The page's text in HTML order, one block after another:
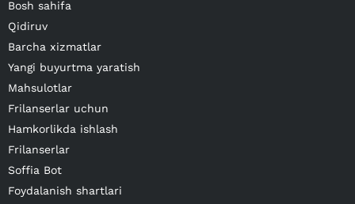
Bosh sahifa
Qidiruv
Barcha xizmatlar
Yangi buyurtma yaratish
Mahsulotlar
Frilanserlar uchun
Hamkorlikda ishlash
Frilanserlar
Soffia Bot
Foydalanish shartlari